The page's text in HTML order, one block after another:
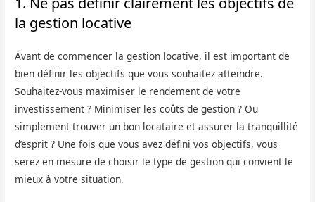
la gestion locative
Avant de commencer la gestion locative, il est important de
bien définir les objectifs que vous souhaitez atteindre.
Souhaitez-vous maximiser le rendement de votre
investissement ? Minimiser les coûts de gestion ? Ou
simplement trouver un bon locataire et assurer la tranquillité
d’esprit ? Une fois que vous avez défini vos objectifs, vous
serez en mesure de choisir le type de gestion qui convient le
mieux à votre situation.